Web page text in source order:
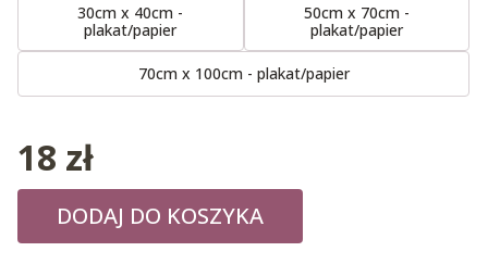
30cm x 40cm -
plakat/papier
50cm x 70cm -
plakat/papier
70cm x 100cm - plakat/papier
18 zł
DODAJ DO KOSZYKA